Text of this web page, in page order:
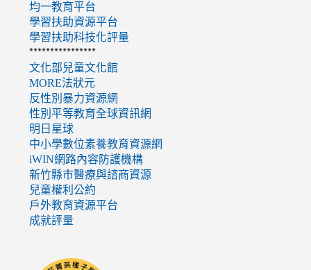
均一教育平台
學習扶助資源平台
學習扶助科技化評量
****************
文化部兒童文化館
MORE法狀元
反性別暴力資源網
性別平等教育全球資訊網
明日星球
中小學數位素養教育資源網
iWIN網路內容防護機構
新竹縣市醫療與諮商資源
兒童權利公約
戶外教育資源平台
成就評量